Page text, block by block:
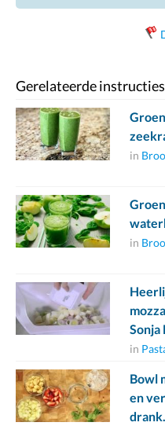
Gerelateerde instructies
in
in
Sonja
in
Bowl
en
drank.